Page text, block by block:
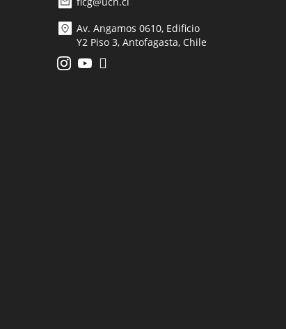
Av. Angamos 0610, Edificio
Y2 Piso 3, Antofagasta, Chile